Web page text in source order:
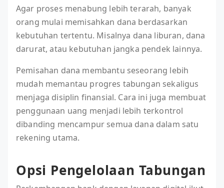
Agar proses menabung lebih terarah, banyak
orang mulai memisahkan dana berdasarkan
kebutuhan tertentu. Misalnya dana liburan, dana
darurat, atau kebutuhan jangka pendek lainnya.
Pemisahan dana membantu seseorang lebih
mudah memantau progres tabungan sekaligus
menjaga disiplin finansial. Cara ini juga membuat
penggunaan uang menjadi lebih terkontrol
dibanding mencampur semua dana dalam satu
rekening utama.
Opsi Pengelolaan Tabungan